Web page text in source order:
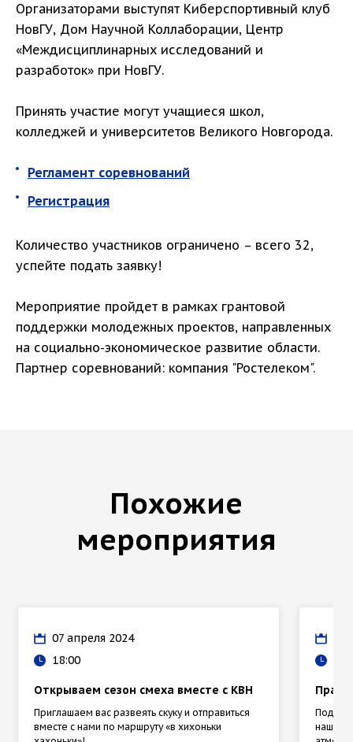
Организаторами выступят Киберспортивный клуб
НовГУ, Дом Научной Коллаборации, Центр
«Междисциплинарных исследований и
разработок» при НовГУ.
Принять участие могут учащиеся школ,
колледжей и университетов Великого Новгорода.
Регламент соревнований
Регистрация
Количество участников ограничено – всего 32,
успейте подать заявку!
Мероприятие пройдет в рамках грантовой
поддержки молодежных проектов, направленных
на социально-экономическое развитие области.
Партнер соревнований: компания "Ростелеком".
Похожие
мероприятия
07 апреля 2024
18:00
Открываем сезон смеха вместе с КВН
Приглашаем вас развеять скуку и отправиться
вместе с нами по маршруту «в хихоньки
Под
наше